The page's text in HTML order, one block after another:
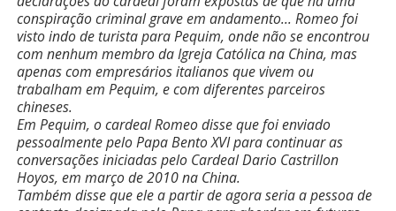
conspiração criminal grave em andamento… Romeo foi
visto indo de turista para Pequim, onde não se encontrou
com nenhum membro da Igreja Católica na China, mas
apenas com empresários italianos que vivem ou
trabalham em Pequim, e com diferentes parceiros
chineses.
Em Pequim, o cardeal Romeo disse que foi enviado
pessoalmente pelo Papa Bento XVI para continuar as
conversações iniciadas pelo Cardeal Dario Castrillon
Hoyos, em março de 2010 na China.
Também disse que ele a partir de agora seria a pessoa de